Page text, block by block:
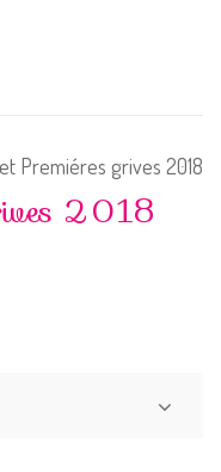
Premiéres grives 2018
2018